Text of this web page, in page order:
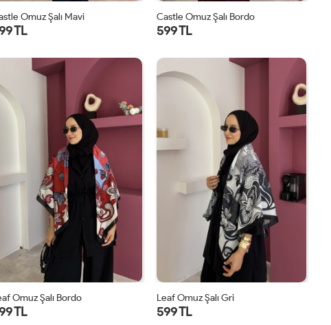
STD
Omuz Şalı Mavi
TL
STD
Castle Omuz Şalı Bordo
599 TL
Omuz Şalı Bordo
TL
Leaf Omuz Şalı Gri
599 TL